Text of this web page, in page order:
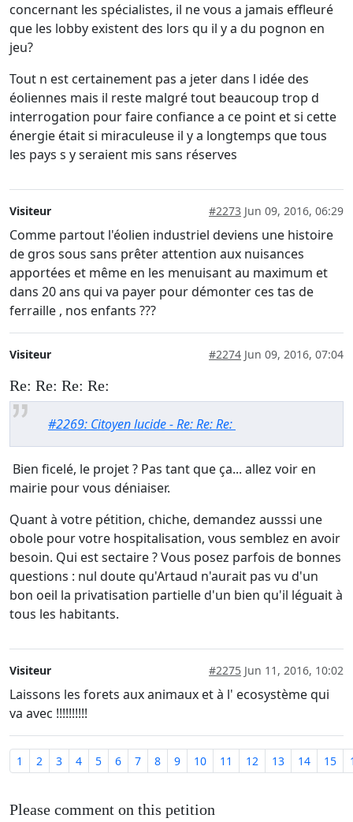
concernant les spécialistes, il ne vous a jamais effleuré
que les lobby existent des lors qu il y a du pognon en
jeu?
Tout n est certainement pas a jeter dans l idée des
éoliennes mais il reste malgré tout beaucoup trop d
interrogation pour faire confiance a ce point et si cette
énergie était si miraculeuse il y a longtemps que tous
les pays s y seraient mis sans réserves
Visiteur #2273 Jun 09, 2016, 06:29
Comme partout l'éolien industriel deviens une histoire
de gros sous sans prêter attention aux nuisances
apportées et même en les menuisant au maximum et
dans 20 ans qui va payer pour démonter ces tas de
ferraille , nos enfants ???
Visiteur #2274 Jun 09, 2016, 07:04
Re: Re: Re: Re:
#2269: Citoyen lucide - Re: Re: Re:
Bien ficelé, le projet ? Pas tant que ça... allez voir en
mairie pour vous déniaiser.
Quant à votre pétition, chiche, demandez ausssi une
obole pour votre hospitalisation, vous semblez en avoir
besoin. Qui est sectaire ? Vous posez parfois de bonnes
questions : nul doute qu'Artaud n'aurait pas vu d'un
bon oeil la privatisation partielle d'un bien qu'il léguait à
tous les habitants.
Visiteur #2275 Jun 11, 2016, 10:02
Laissons les forets aux animaux et à l' ecosystème qui
va avec !!!!!!!!!!
1 2 3 4 5 6 7 8 9 10 11 12 13 14 15
Please comment on this petition